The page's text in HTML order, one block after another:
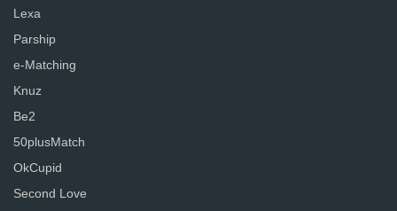
Lexa
Parship
e-Matching
Knuz
Be2
50plusMatch
OkCupid
Second Love